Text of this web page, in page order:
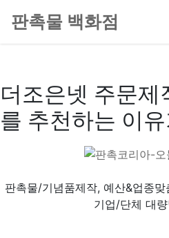
판촉물 백화점
더조은넷 주문
를 추천하는 이
판촉물/기념품제작, 예산&업종
기업/단체 대